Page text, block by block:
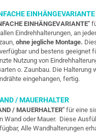
EINHÄNGEVARIANTE
EINHÄNGEVARIANTE"
Eindrehhalterungen, an
ohne jegliche Montage.
und bestens geeignet
Nutzung von
o. Zaunbau. Die Halterung
eingehangen, fertig.
/ MAUERHALTER
/ MAUERHALTER" für eine
Wand oder Mauer. Diese
Alle Wandhalterungen